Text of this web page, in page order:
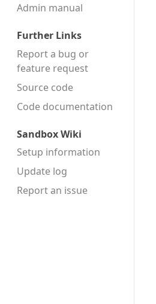
Admin manual
Further Links
Report a bug or
feature request
Source code
Code docu­mentation
Sandbox Wiki
Setup information
Update log
Report an issue